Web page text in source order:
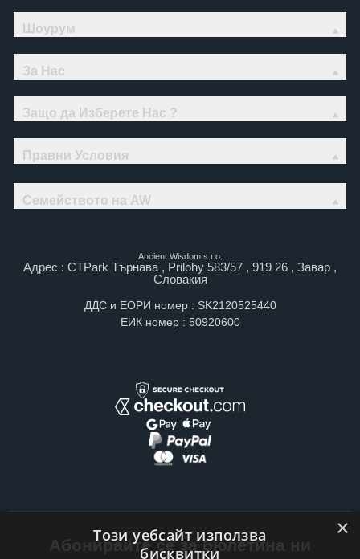
Шоурум
За Нас
Защо да Изберете Нас ?
Правни Условия
Семейството на AW
Ancient Wisdom s.r.o.
Адрес : CTPark Търнава , Prilohy 583/57 , 919 26 , Завар ,
Словакия
ДДС и ЕОРИ номер : SK2120525440
ЕИК номер : 50920600
Абонирайте се за бюлетина ни
×
Този уебсайт използва
бисквитки